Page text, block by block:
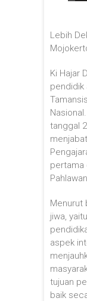
Lebih
Ki Hajar
pendidik
tanggal
pertama
Menurut
jiwa,
aspek
tujuan
baik